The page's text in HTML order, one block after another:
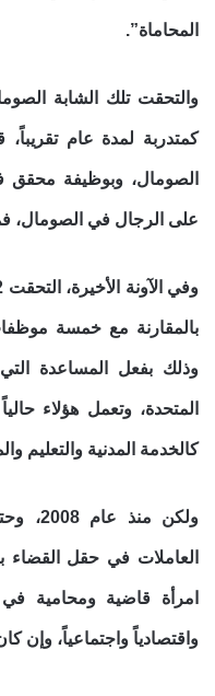
المحاماة”.
والتحقت تلك الشابة
كمتدربة لمدة عام
الصومال، وبوظيفة محقق
على الرجال في الصومال،
وذلك بفعل المساعدة التي
المتحدة، وتعمل هؤلاء
كالخدمة المدنية والتعليم
ولكن
امرأة قاضية ومحامية
واقتصادياً واجتماعياً، وإن